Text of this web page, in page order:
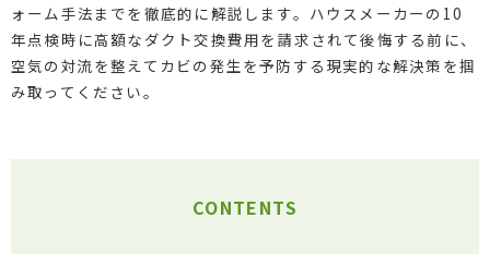
ォーム手法までを徹底的に解説します。ハウスメーカーの10
年点検時に高額なダクト交換費用を請求されて後悔する前に、
空気の対流を整えてカビの発生を予防する現実的な解決策を掴
み取ってください。
CONTENTS